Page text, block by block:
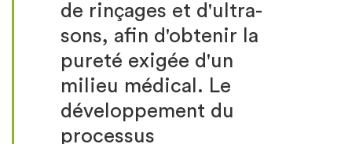
de rinçages et d'ultra-
sons, afin d'obtenir la
pureté exigée d'un
milieu médical. Le
développement du
processus